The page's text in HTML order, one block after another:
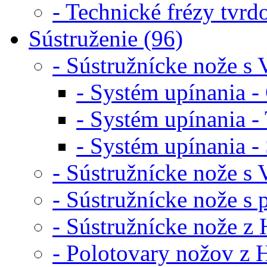
- Technické frézy
Sústruženie (96)
- Sústružnícke nože
- Systém upínania -
- Systém upínania -
- Systém upínania -
- Sústružnícke nože s
- Sústružnícke nože
- Sústružnícke nože z
- Polotovary nožov z